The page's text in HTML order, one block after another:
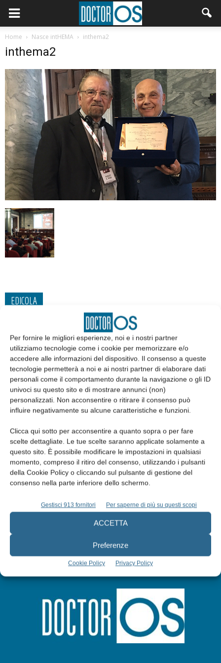
Per fornire le migliori esperienze, noi e i nostri partner
utilizziamo tecnologie come i cookie per memorizzare e/o
accedere alle informazioni del dispositivo. Il consenso a queste
tecnologie permetterà a noi e ai nostri partner di elaborare dati
personali come il comportamento durante la navigazione o gli ID
univoci su questo sito e di mostrare annunci (non)
personalizzati. Non acconsentire o ritirare il consenso può
influire negativamente su alcune caratteristiche e funzioni.
Clicca qui sotto per acconsentire a quanto sopra o per fare
scelte dettagliate. Le tue scelte saranno applicate solamente a
questo sito. È possibile modificare le impostazioni in qualsiasi
momento, compreso il ritiro del consenso, utilizzando i pulsanti
della Cookie Policy o cliccando sul pulsante di gestione del
consenso nella parte inferiore dello schermo.
Gestisci 913 fornitori Per saperne di più su questi scopi
ACCETTA
Preferenze
Cookie Policy Privacy Policy
Home Nasce intHEMA inthema2
inthema2
EDICOLA
Edicola web
Abbonati